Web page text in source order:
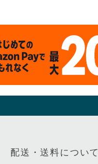
配送・送料について